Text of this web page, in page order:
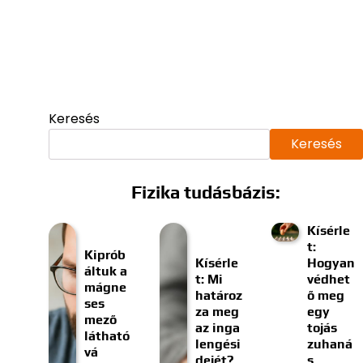
Keresés
Keresés
Fizika tudásbázis:
Kiprób
áltuk a
mágne
ses
mező
látható
vá
Kísérle
t: Mi
határoz
za meg
az inga
lengési
Kísérle
t:
Hogyan
védhet
ő meg
egy
tojás
zuhaná